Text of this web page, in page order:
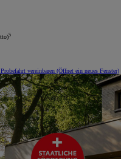
5
Probefahrt vereinbaren (Öffnet ein neues Fenster)